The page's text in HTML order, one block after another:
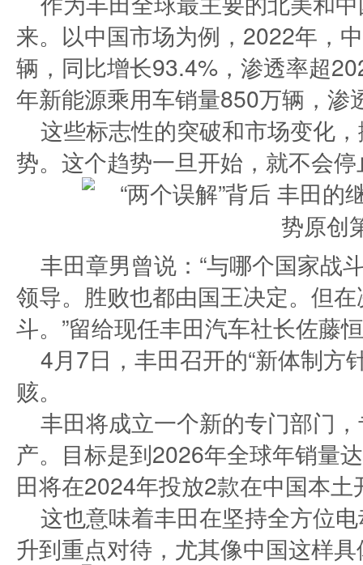
来。以中国市场为例，2022年，
辆，同比增长93.4%，渗透率超
年新能源乘用车销量850万辆，渗
这些标志性的突破和市场变化
势。这个趋势一旦开始，就不会
丰田章男曾说：“与哪个国家战
领导。胜败也都由国王决定。但
斗。”留给现任丰田汽车社长佐藤
4月7日，丰田召开的“新体制方
赅。
丰田将成立一个新的专门部门
产。目标是到2026年全球年销量
田将在2024年投放2款在中国本
这也意味着丰田在坚持全方位
升到重点对待，尤其像中国这样